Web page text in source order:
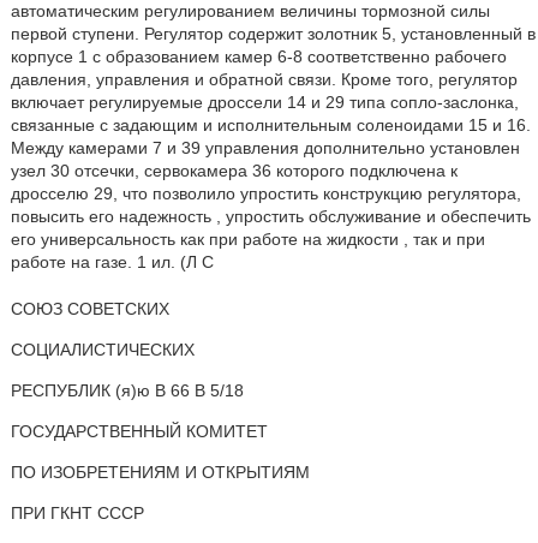
автоматическим регулированием величины тормозной силы
первой ступени. Регулятор содержит золотник 5, установленный в
корпусе 1 с образованием камер 6-8 соответственно рабочего
давления, управления и обратной связи. Кроме того, регулятор
включает регулируемые дроссели 14 и 29 типа сопло-заслонка,
связанные с задающим и исполнительным соленоидами 15 и 16.
Между камерами 7 и 39 управления дополнительно установлен
узел 30 отсечки, сервокамера 36 которого подключена к
дросселю 29, что позволило упростить конструкцию регулятора,
повысить его надежность , упростить обслуживание и обеспечить
его универсальность как при работе на жидкости , так и при
работе на газе. 1 ил. (Л С
СОЮЗ СОВЕТСКИХ
СОЦИАЛИСТИЧЕСКИХ
РЕСПУБЛИК (я)ю В 66 В 5/18
ГОСУДАРСТВЕННЫЙ КОМИТЕТ
ПО ИЗОБРЕТЕНИЯМ И ОТКРЫТИЯМ
ПРИ ГКНТ СССР